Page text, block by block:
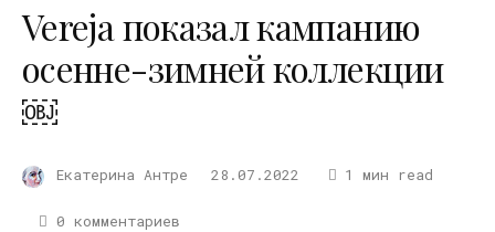
Vereja показал кампанию
осенне-зимней коллекции
￼
Екатерина Антре 28.07.2022 1 мин read
0 комментариев